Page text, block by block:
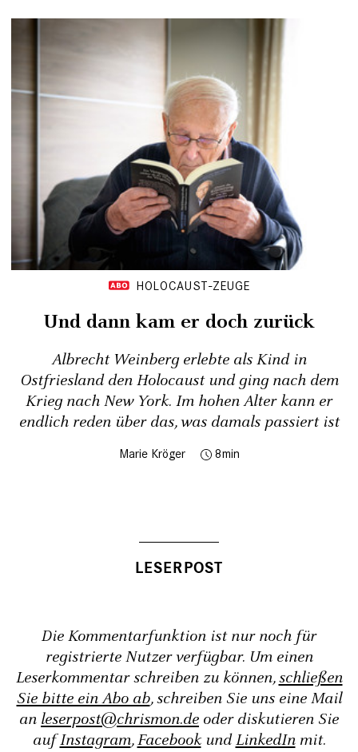
HOLOCAUST-ZEUGE
Und dann kam er doch zurück
Albrecht Weinberg erlebte als Kind in
Ostfriesland den Holocaust und ging nach dem
Krieg nach New York. Im hohen Alter kann er
endlich reden über das, was damals passiert ist
Marie Kröger 8
Die Kommentarfunktion ist nur noch für
registrierte Nutzer verfügbar. Um einen
Leserkommentar schreiben zu können,schließen
Sie bitte ein Abo ab, schreiben Sie uns eine Mail
an leserpost@chrismon.de oder diskutieren Sie
aufInstagram,FacebookundLinkedInmit.